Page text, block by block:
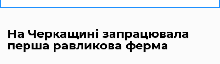
На Черкащині запрацювала
перша равликова ферма